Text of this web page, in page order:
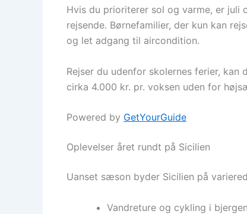
Hvis du prioriterer sol og varme, er
rejsende. Børnefamilier, der kun kan
og let adgang til aircondition.
Rejser du udenfor skolernes ferier,
cirka 4.000 kr. pr. voksen uden for
Powered by GetYourGuide
Oplevelser året rundt på Sicilien
Uanset sæson byder Sicilien på
Vandreture og cykling i